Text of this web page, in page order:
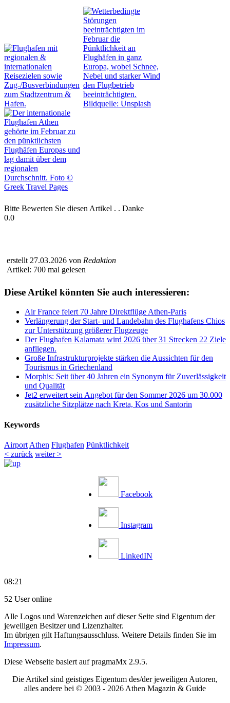
Bitte Bewerten Sie diesen Artikel . . Danke
0.0
erstellt 27.03.2026 von Redaktion
Artikel: 700 mal gelesen
Diese Artikel könnten Sie auch interessieren:
Air France feiert 70 Jahre Direktflüge Athen-Paris
Verlängerung der Start- und Landebahn des Flughafens Chios
zur Unterstützung größerer Flugzeuge
Der Flughafen Kalamata wird 2026 über 31 Strecken 22 Ziele
anfliegen.
Große Infrastrukturprojekte stärken die Aussichten für den
Tourismus in Griechenland
Morphis: Seit über 40 Jahren ein Synonym für Zuverlässigkeit
und Qualität
Jet2 erweitert sein Angebot für den Sommer 2026 um 30.000
zusätzliche Sitzplätze nach Kreta, Kos und Santorin
Keywords
Airport Athen Flughafen Pünktlichkeit
< zurück weiter >
Facebook
Instagram
LinkedIN
08:21
52 User online
Alle Logos und Warenzeichen auf dieser Seite sind Eigentum der
jeweiligen Besitzer und Lizenzhalter.
Im übrigen gilt Haftungsausschluss. Weitere Details finden Sie im
Impressum.
Diese Webseite basiert auf pragmaMx 2.9.5.
Die Artikel sind geistiges Eigentum des/der jeweiligen Autoren,
alles andere bei © 2003 - 2026 Athen Magazin & Guide